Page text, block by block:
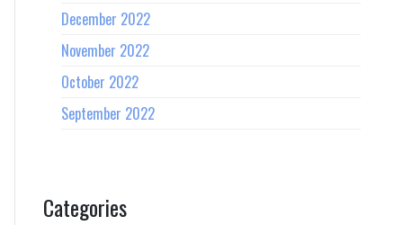
December 2022
November 2022
October 2022
September 2022
Categories